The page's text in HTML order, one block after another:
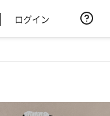
ログイン